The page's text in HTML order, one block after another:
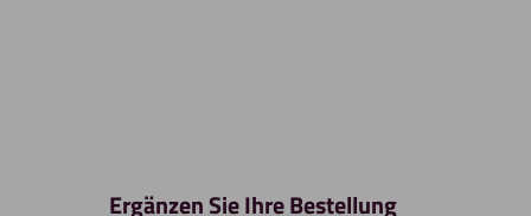
Ergänzen Sie Ihre Bestellung